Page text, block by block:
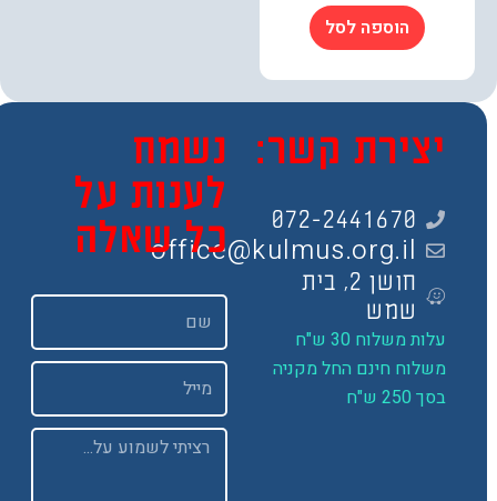
הוספה לסל
קשר:
072-2441670
office@kulmus.org.il
חושן 2, בית
שמש
משלוח 30 ש"ח
חינם החל מקניה
נשמח
לענות על
כל שאלה
Email
Message